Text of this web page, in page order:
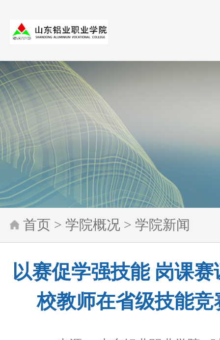
首页 > 学院概况 > 学院新闻
以赛促学强技能 岗课
校教师在省级技能